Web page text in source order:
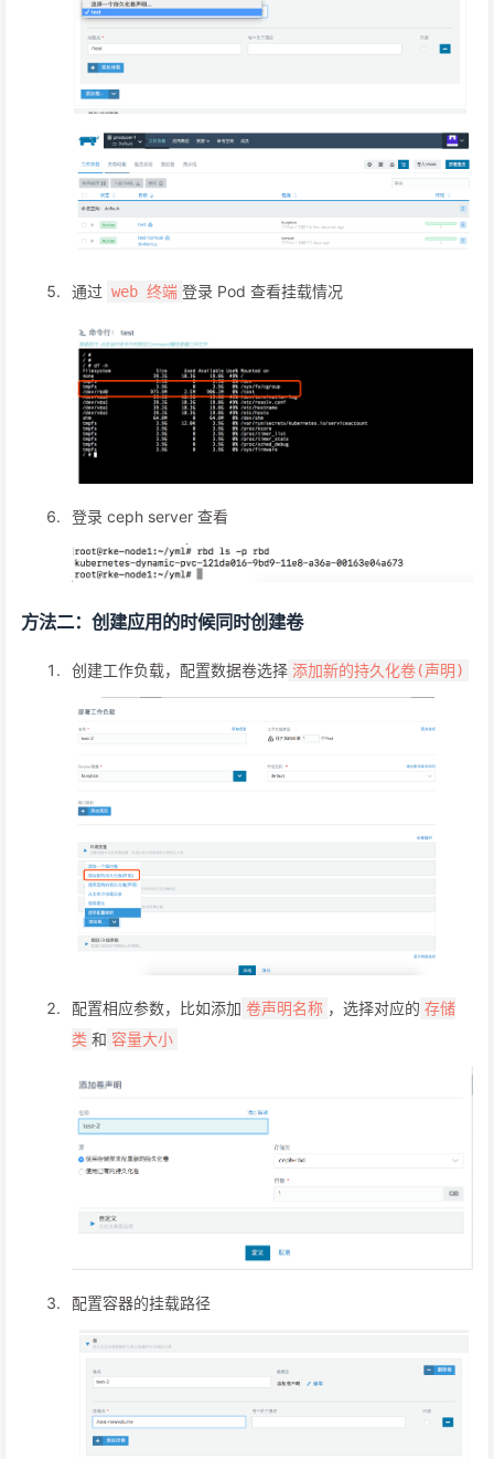
通过 web 终端 登录 Pod 查看挂载情况
登录 ceph server 查看
方法二：创建应用的时候同时创建卷
创建工作负载，配置数据卷选择 添加新的持久化卷(声明)
配置相应参数，比如添加 卷声明名称 ，选择对应的 存储
类 和 容量大小
配置容器的挂载路径